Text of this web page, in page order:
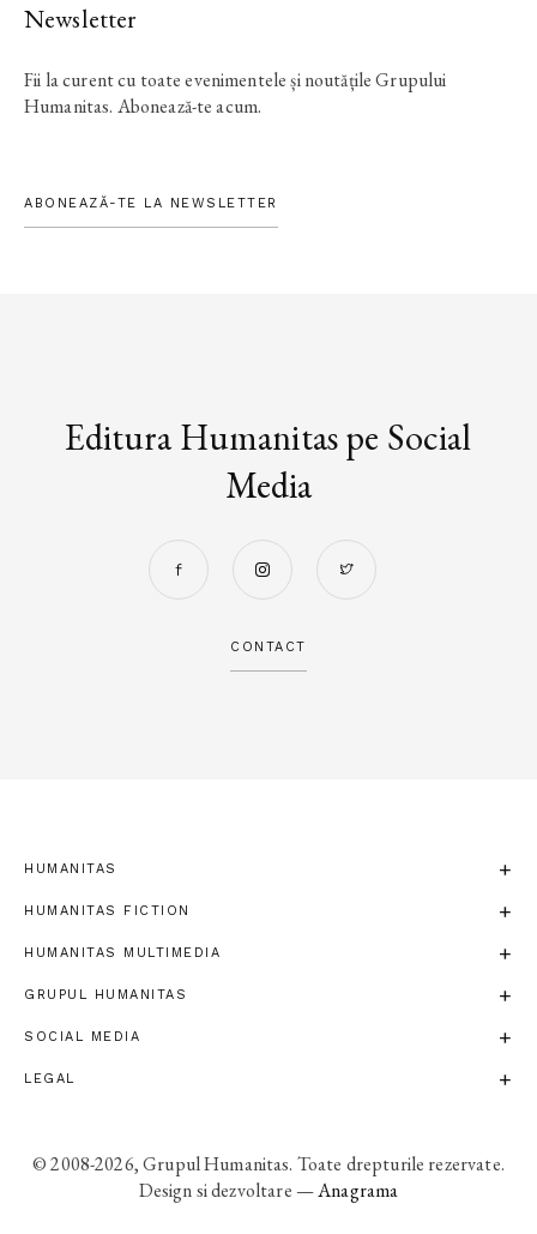
Newsletter
Fii la curent cu toate evenimentele și noutățile Grupului
Humanitas. Abonează-te acum.
ABONEAZĂ-TE LA NEWSLETTER
Editura Humanitas pe Social
Media
CONTACT
HUMANITAS
HUMANITAS FICTION
HUMANITAS MULTIMEDIA
GRUPUL HUMANITAS
SOCIAL MEDIA
LEGAL
© 2008-2026, Grupul Humanitas. Toate drepturile rezervate.
Design si dezvoltare —Anagrama